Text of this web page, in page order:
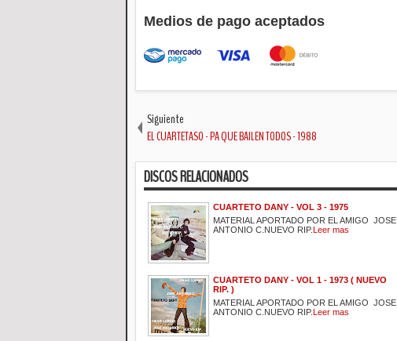
Medios de pago aceptados
Siguiente
EL CUARTETASO - PA QUE BAILEN TODOS - 1988
DISCOS RELACIONADOS
CUARTETO DANY - VOL 3 - 1975
MATERIAL APORTADO POR EL AMIGO JOSE
ANTONIO C.NUEVO RIP.Leer mas
CUARTETO DANY - VOL 1 - 1973 ( NUEVO
RIP. )
MATERIAL APORTADO POR EL AMIGO JOSE
ANTONIO C.NUEVO RIP.Leer mas